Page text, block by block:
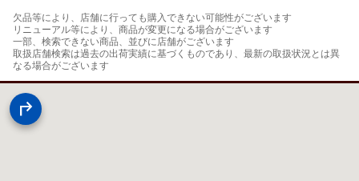
欠品等により、店舗に行っても購入できない可能性がございます
リニューアル等により、商品が変更になる場合がございます
一部、検索できない商品、並びに店舗がございます
取扱店舗検索は過去の出荷実績に基づくものであり、最新の取扱状況とは異
なる場合がございます